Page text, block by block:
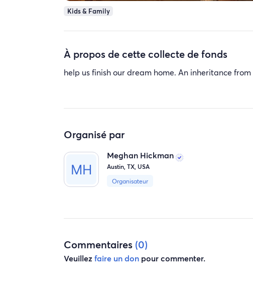
Kids & Family
À propos de cette collecte de fonds
help us finish our dream home. An inheritance from
Organisé par
Meghan Hickman
Austin, TX, USA
Organisateur
Commentaires (0)
Veuillezfaire un don pour commenter.